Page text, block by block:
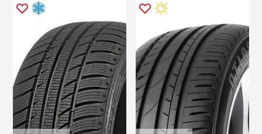
I och med att marknaden för däck ständigt
utvecklas gäller det att vara med på noterna.
Detta anammar Atlas däck genom att ständigt
utvecklas och testa sig fram med nya mönster
och storlekar för att betjäna däckmarknaden.
Atlas däck tillhandahåller 52 stora budbilar vilka
levererar till den breda marknaden.